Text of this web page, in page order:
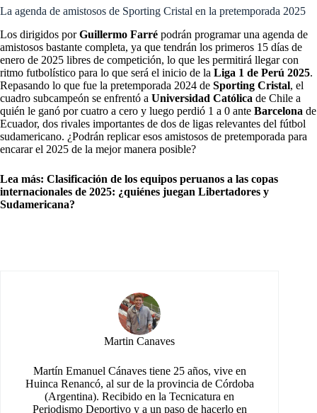
La agenda de amistosos de Sporting Cristal en la pretemporada 2025
Los dirigidos porGuillermo Farré podrán programar una agenda de
amistosos bastante completa, ya que tendrán los primeros 15 días de
enero de 2025 libres de competición, lo que les permitirá llegar con
ritmo futbolístico para lo que será el inicio de la Liga 1 de Perú 2025.
Repasando lo que fue la pretemporada 2024 de Sporting Cristal, el
cuadro subcampeón se enfrentó a Universidad Católica de Chile a
quién le ganó por cuatro a cero y luego perdió 1 a 0 ante Barcelona de
Ecuador, dos rivales importantes de dos de ligas relevantes del fútbol
sudamericano. ¿Podrán replicar esos amistosos de pretemporada para
encarar el 2025 de la mejor manera posible?
Lea más: Clasificación de los equipos peruanos a las copas
internacionales de 2025: ¿quiénes juegan Libertadores y
Sudamericana?
Martin Canaves
Martín Emanuel Cánaves tiene 25 años, vive en
Huinca Renancó, al sur de la provincia de Córdoba
(Argentina). Recibido en la Tecnicatura en
Periodismo Deportivo y a un paso de hacerlo en